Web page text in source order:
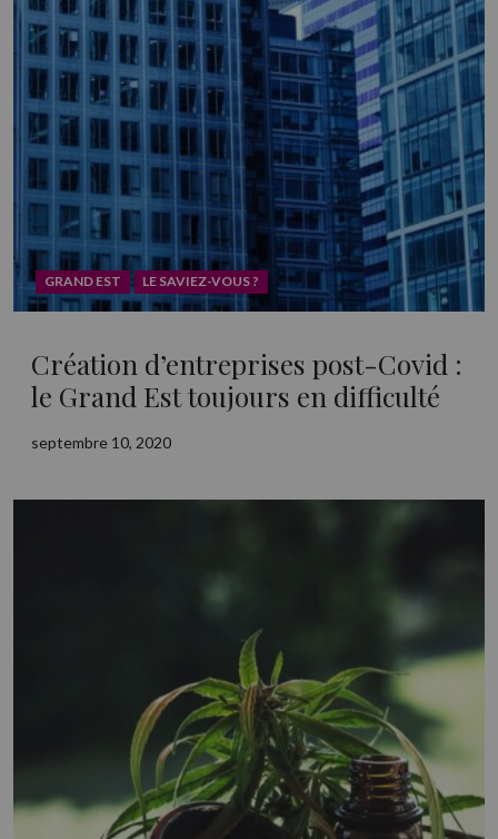
GRAND EST LE SAVIEZ-VOUS ?
Création d’entreprises post-Covid :
le Grand Est toujours en difficulté
septembre 10, 2020